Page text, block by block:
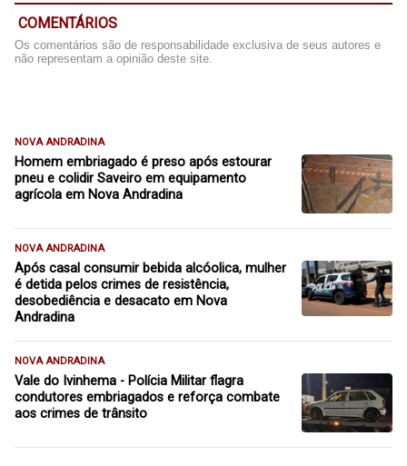
COMENTÁRIOS
Os comentários são de responsabilidade exclusiva de seus autores e
não representam a opinião deste site.
NOVA ANDRADINA
Homem embriagado é preso após estourar
pneu e colidir Saveiro em equipamento
agrícola em Nova Andradina
NOVA ANDRADINA
Após casal consumir bebida alcóolica, mulher
é detida pelos crimes de resistência,
desobediência e desacato em Nova
Andradina
NOVA ANDRADINA
Vale do Ivinhema - Polícia Militar flagra
condutores embriagados e reforça combate
aos crimes de trânsito